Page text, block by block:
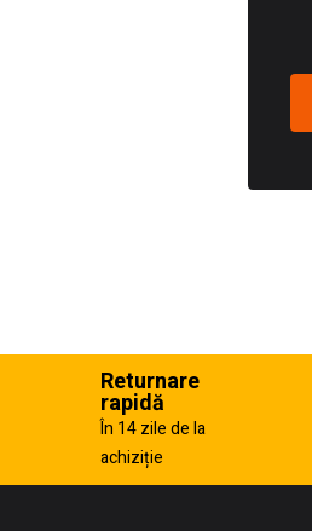
Returnare
rapidă
În 14 zile de la
achiziție